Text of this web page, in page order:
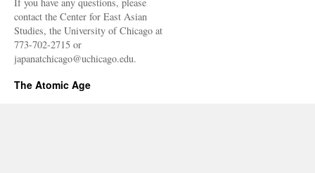
contact the Center for East Asian
Studies, the University of Chicago at
773-702-2715 or
japanatchicago@uchicago.edu.
The Atomic Age